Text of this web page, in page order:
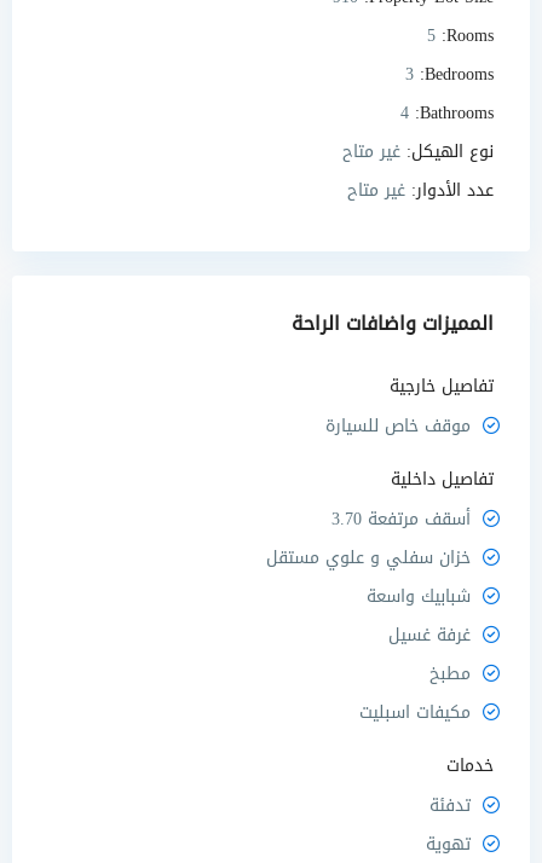
Rooms:
5
Bedrooms:
3
Bathrooms:
4
نوع الهيكل: غير متاح
عدد الأدوار: غير متاح
المميزات واضافات الراحة
تفاصيل خارجية
موقف خاص للسيارة
تفاصيل داخلية
أسقف مرتفعة 3.70
خزان سفلي و علوي مستقل
شبابيك واسعة
غرفة غسيل
مطبخ
مكيفات اسبليت
خدمات
تدفئة
تهوية